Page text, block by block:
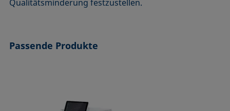
DIN 53914-97
Qualitätsminderung festzustellen.
Passende Produkte